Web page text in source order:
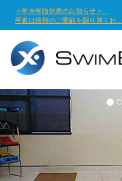
＜年末年始休業のお知らせ＞...
平素は格別のご愛顧を賜り厚くお...
Previous